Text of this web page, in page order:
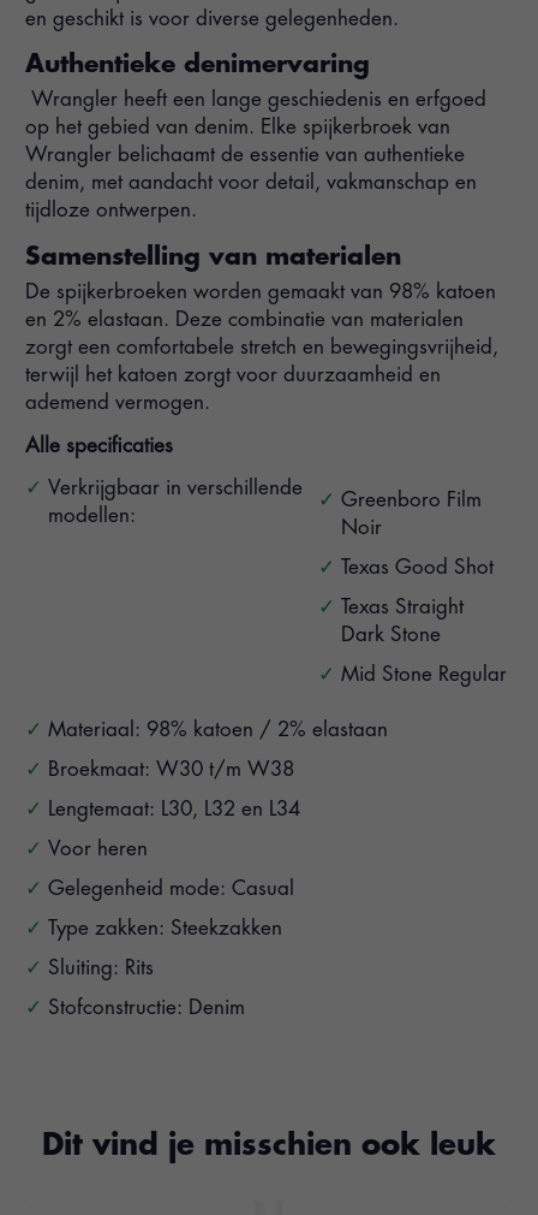
en geschikt is voor diverse gelegenheden.
Authentieke denimervaring
Wrangler heeft een lange geschiedenis en erfgoed
op het gebied van denim. Elke spijkerbroek van
Wrangler belichaamt de essentie van authentieke
denim, met aandacht voor detail, vakmanschap en
tijdloze ontwerpen.
Samenstelling van materialen
De spijkerbroeken worden gemaakt van 98% katoen
en 2% elastaan. Deze combinatie van materialen
zorgt een comfortabele stretch en bewegingsvrijheid,
terwijl het katoen zorgt voor duurzaamheid en
ademend vermogen.
Alle specificaties
Verkrijgbaar in verschillende
modellen:
Greenboro Film
Noir
Texas Good Shot
Texas Straight
Dark Stone
Mid Stone Regular
Materiaal: 98% katoen / 2% elastaan
Broekmaat: W30 t/m W38
Lengtemaat: L30, L32 en L34
Voor heren
Gelegenheid mode: Casual
Type zakken: Steekzakken
Sluiting: Rits
Stofconstructie: Denim
Dit vind je misschien ook leuk